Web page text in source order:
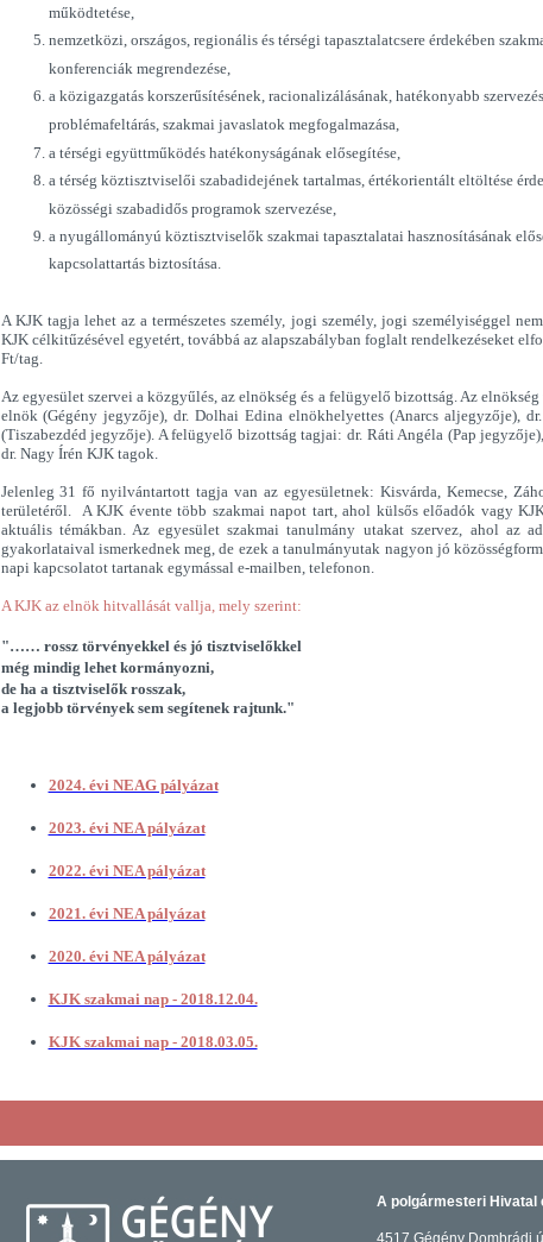
működtetése,
nemzetközi, országos, regionális és térségi tapasztalatcsere érdekében
konferenciák megrendezése,
a közigazgatás korszerűsítésének, racionalizálásának, hatékonyabb
problémafeltárás, szakmai javaslatok megfogalmazása,
a térségi együttműködés hatékonyságának elősegítése,
a térség köztisztviselői szabadidejének tartalmas, értékorientált eltöltése
közösségi szabadidős programok szervezése,
a nyugállományú köztisztviselők szakmai tapasztalatai hasznosításának
kapcsolattartás biztosítása.
A KJK tagja lehet az a természetes személy, jogi személy, jogi személyiséggel
KJK célkitűzésével egyetért, továbbá az alapszabályban foglalt rendelkezéseket
Ft/tag.
Az egyesület szervei a közgyűlés, az elnökség és a felügyelő bizottság. Az
elnök (Gégény jegyzője), dr. Dolhai Edina elnökhelyettes (Anarcs aljegyzője),
(Tiszabezdéd jegyzője). A felügyelő bizottság tagjai: dr. Ráti Angéla (Pap
dr. Nagy Írén KJK tagok.
Jelenleg 31 fő nyilvántartott tagja van az egyesületnek: Kisvárda, Kemecse,
területéről. A KJK évente több szakmai napot tart, ahol külsős előadók vagy
aktuális témákban. Az egyesület szakmai tanulmány utakat szervez, ahol az
gyakorlataival ismerkednek meg, de ezek a tanulmányutak nagyon jó
napi kapcsolatot tartanak egymással e-mailben, telefonon.
A KJK az elnök hitvallását vallja, mely szerint:
"…… rossz törvényekkel és jó tisztviselőkkel
még mindig lehet kormányozni,
de ha a tisztviselők rosszak,
a legjobb törvények sem segítenek rajtunk."
2024. évi NEAG pályázat
2023. évi NEA pályázat
2022. évi NEA pályázat
2021. évi NEA pályázat
2020. évi NEA pályázat
KJK szakmai nap - 2018.12.04.
KJK szakmai nap - 2018.03.05.
A polgármesteri Hivatal
4517 Gégény Dombrádi